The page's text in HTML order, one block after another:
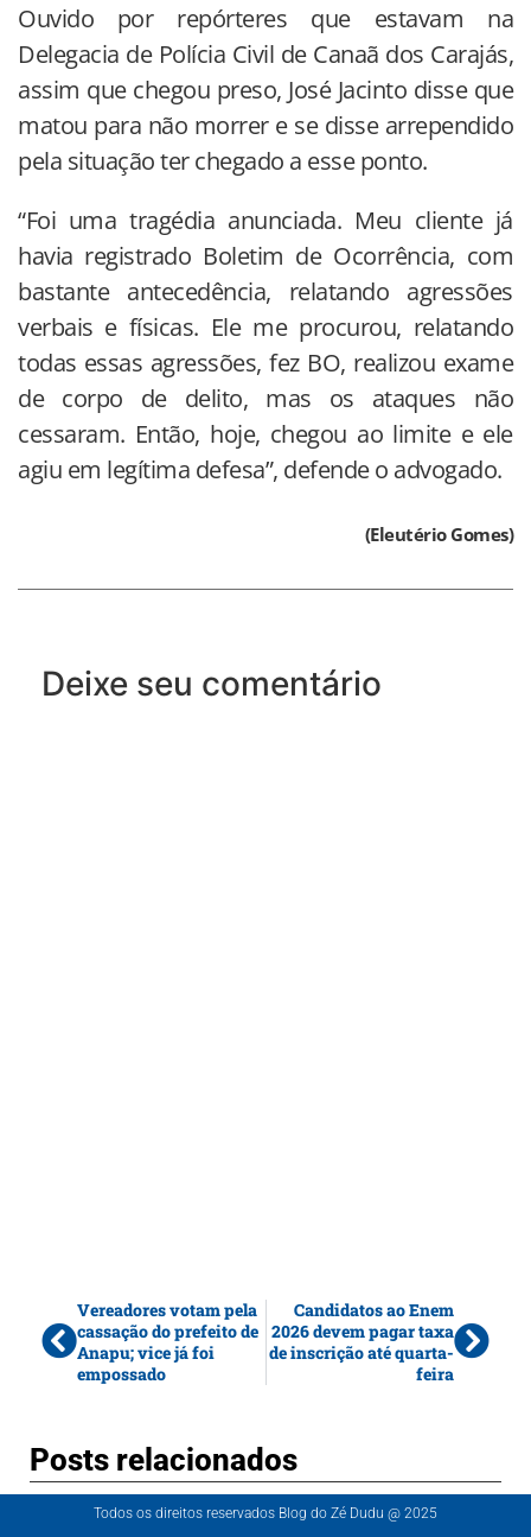
Ouvido por repórteres que estavam na
Delegacia de Polícia Civil de Canaã dos Carajás,
assim que chegou preso, José Jacinto disse que
matou para não morrer e se disse arrependido
pela situação ter chegado a esse ponto.
“Foi uma tragédia anunciada. Meu cliente já
havia registrado Boletim de Ocorrência, com
bastante antecedência, relatando agressões
verbais e físicas. Ele me procurou, relatando
todas essas agressões, fez BO, realizou exame
de corpo de delito, mas os ataques não
cessaram. Então, hoje, chegou ao limite e ele
agiu em legítima defesa”, defende o advogado.
(Eleutério Gomes)
Deixe seu comentário
Vereadores votam pela
cassação do prefeito de
Anapu; vice já foi
empossado
Candidatos ao Enem
2026 devem pagar taxa
de inscrição até quarta-
feira
Posts relacionados
Todos os direitos reservados Blog do Zé Dudu @ 2025